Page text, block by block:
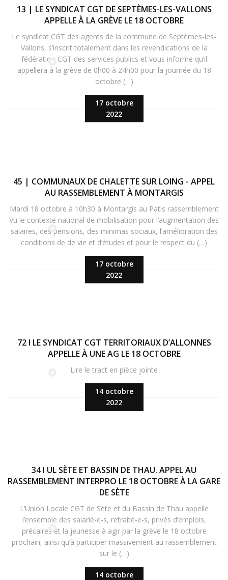
17 octobre
2022
13 | LE SYNDICAT CGT DE SEPTÈMES-LES-VALLONS
APPELLE À LA GRÈVE LE 18 OCTOBRE
Le syndicat CGT des agents de la commune de Septèmes-les-
Vallons, s’inscrit totalement dans les revendications de la
fédération CGT des services publics et vous informe qu’il
appellera à la grève de 0h00 à 24h00 pour la journée du 18
octobre (…)
17 octobre
2022
45 | COMMUNAUX DE CHALETTE SUR LOING - APPEL
AU RASSEMBLEMENT À MONTARGIS
Mardi 18 octobre à 10h30 à Montargis au Patis rassemblement
Vu le contexte national de mobilisation pour l’augmentation des
salaires, des pensions, des minimas sociaux, l’amélioration des
conditions de de vie et d’études et pour le respect du (…)
14 octobre
2022
72 I LE SYNDICAT CGT TERRITORIAUX D’ALLONNES
APPELLE À UNE AG LE 18 OCTOBRE
Lire le tract en pièce jointe
14 octobre
34 I UL SÈTE ET BASSIN DE THAU. APPEL AU
RASSEMBLEMENT INTERPRO LE 18 OCTOBRE À LA GARE
DE SÈTE
L’Union Locale CGT de Sète et du Bassin de Thau appelle
l’ensemble des salarié-e-s, retraité-e-s, privés d’emplois,
précaires et la jeunesse à agir par la grève le 18 octobre
prochain, ainsi qu’à participer massivement au rassemblement
sur le (…)